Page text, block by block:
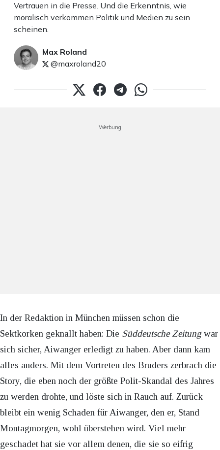
Vertrauen in die Presse. Und die Erkenntnis, wie
moralisch verkommen Politik und Medien zu sein
scheinen.
Max Roland
@maxroland20
Werbung
In der Redaktion in München müssen schon die
Sektkorken geknallt haben: Die Süddeutsche Zeitungwar
sich sicher, Aiwanger erledigt zu haben. Aber dann kam
alles anders. Mit dem Vortreten des Bruders zerbrach die
Story, die eben noch der größte Polit-Skandal des Jahres
zu werden drohte, und löste sich in Rauch auf. Zurück
bleibt ein wenig Schaden für Aiwanger, den er, Stand
Montagmorgen, wohl überstehen wird. Viel mehr
geschadet hat sie vor allem denen, die sie so eifrig